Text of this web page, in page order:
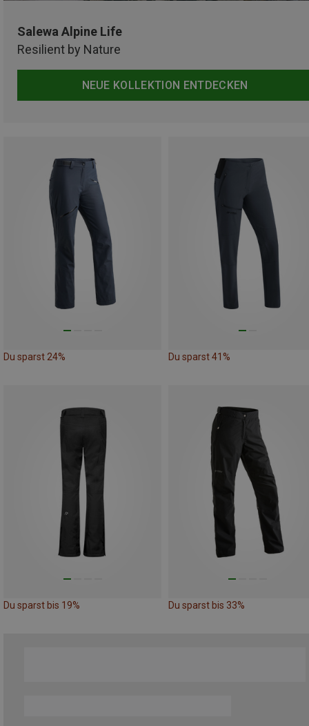
Salewa Alpine Life
Resilient by Nature
NEUE KOLLEKTION ENTDECKEN
Du sparst 24% Du sparst 41%
Du sparst bis 19% Du sparst bis 33%